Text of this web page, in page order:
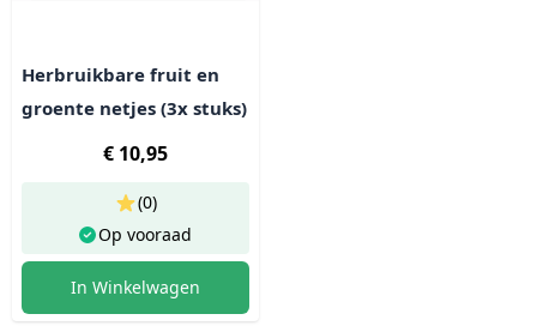
Herbruikbare fruit en
groente netjes (3x stuks)
€ 10,95
Op vooraad
(0)
In Winkelwagen